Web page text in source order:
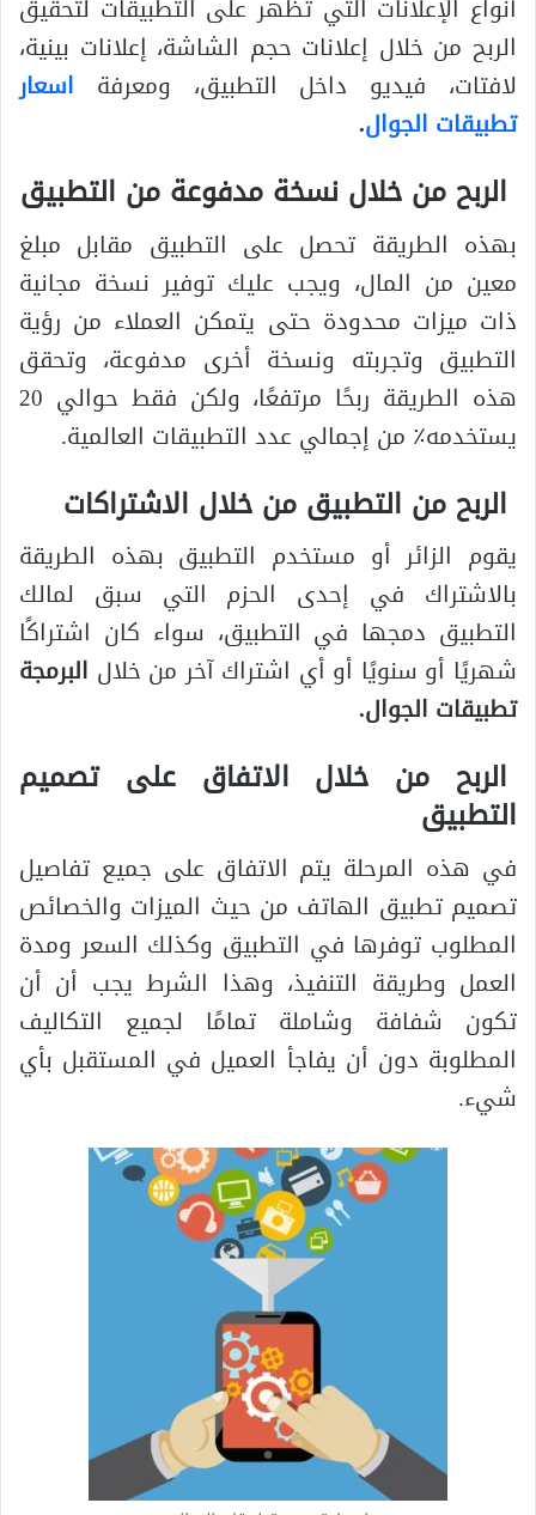
أنواع الإعلانات التي تظهر على التطبيقات لتحقيق
الربح من خلال إعلانات حجم الشاشة، إعلانات بينية،
لافتات، فيديو داخل التطبيق، ومعرفة اسعار
تطبيقات الجوال.
الربح من خلال نسخة مدفوعة من التطبيق
بهذه الطريقة تحصل على التطبيق مقابل مبلغ
معين من المال، ويجب عليك توفير نسخة مجانية
ذات ميزات محدودة حتى يتمكن العملاء من رؤية
التطبيق وتجربته ونسخة أخرى مدفوعة، وتحقق
هذه الطريقة ربحًا مرتفعًا، ولكن فقط حوالي 20
يستخدمه٪ من إجمالي عدد التطبيقات العالمية.
الربح من التطبيق من خلال الاشتراكات
يقوم الزائر أو مستخدم التطبيق بهذه الطريقة
بالاشتراك في إحدى الحزم التي سبق لمالك
التطبيق دمجها في التطبيق، سواء كان اشتراكًا
شهريًا أو سنويًا أو أي اشتراك آخر من خلال البرمجة
تطبيقات الجوال.
الربح من خلال الاتفاق على تصميم
التطبيق
في هذه المرحلة يتم الاتفاق على جميع تفاصيل
تصميم تطبيق الهاتف من حيث الميزات والخصائص
المطلوب توفرها في التطبيق وكذلك السعر ومدة
العمل وطريقة التنفيذ، وهذا الشرط يجب أن أن
تكون شفافة وشاملة تمامًا لجميع التكاليف
المطلوبة دون أن يفاجأ العميل في المستقبل بأي
شيء.